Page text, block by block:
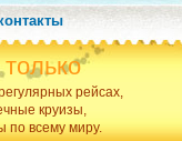
рейсах,
круизы,
по всему миру.